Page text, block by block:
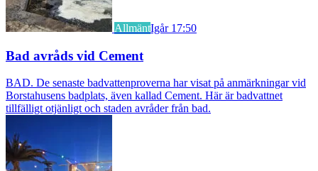
AllmäntIgår 17:50
Bad avråds vid Cement
BAD. De senaste badvattenproverna har visat på anmärkningar vid
Borstahusens badplats, även kallad Cement. Här är badvattnet
tillfälligt otjänligt och staden avråder från bad.